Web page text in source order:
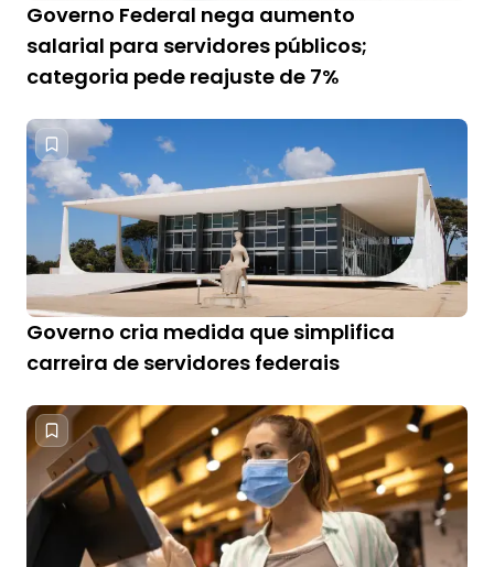
Governo Federal nega aumento
salarial para servidores públicos;
categoria pede reajuste de 7%
Governo cria medida que simplifica
carreira de servidores federais